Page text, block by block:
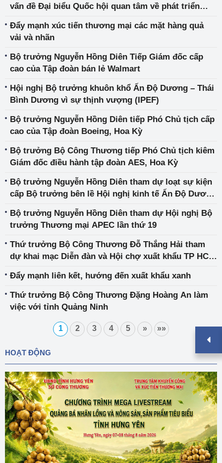
vấn đề Đại biểu Quốc hội quan tâm về phát triển
Đẩy mạnh xúc tiến thương mại các mặt hàng quả
vải và nhãn
Bộ trưởng Nguyễn Hồng Diên Tiếp Giám đốc cấp
cao của Tập đoàn bán lẻ Walmart
Hội nghị Bộ trưởng khuôn khổ Ấn Độ Dương – Thái
Bình Dương vì sự thịnh vượng (IPEF)
Bộ trưởng Nguyễn Hồng Diên tiếp Phó Chủ tịch cấp
cao của Tập đoàn Boeing, Hoa Kỳ
Bộ trưởng Bộ Công Thương tiếp Phó Chủ tịch kiêm
Giám đốc điều hành tập đoàn AES, Hoa Kỳ
Bộ trưởng Nguyễn Hồng Diên tham dự loạt sự kiện
cấp Bộ trưởng bên lề Hội nghị kinh tế Ấn Độ Dương
Bộ trưởng Nguyễn Hồng Diên tham dự Hội nghị Bộ
trưởng Thương mại APEC lần thứ 19
Thứ trưởng Bộ Công Thương Đỗ Thắng Hải tham
dự khai mạc Diễn đàn và Hội chợ xuất khẩu TP HCM
Đẩy mạnh liên kết, hướng đến xuất khẩu xanh
Thứ trưởng Bộ Công Thương Đặng Hoàng An làm
việc với tỉnh Quảng Ninh
1 2 3 4 5 » »»
HOẠT ĐỘNG